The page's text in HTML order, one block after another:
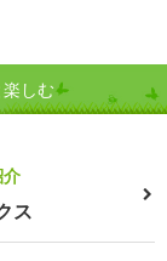
しむ
ス